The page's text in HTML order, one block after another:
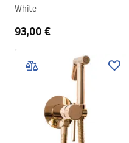
White
93,00 €